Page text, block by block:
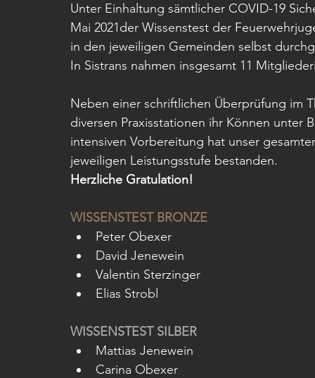
Unter Einhaltung sämtlicher COVID-19
Mai 2021der Wissenstest der
in den jeweiligen Gemeinden selbst
In Sistrans nahmen insgesamt 11
Neben einer schriftlichen Überprüfung im
diversen Praxisstationen ihr Können unter
intensiven Vorbereitung hat unser
jeweiligen Leistungsstufe bestanden.
Herzliche Gratulation!
WISSENSTEST BRONZE
Peter Obexer
David Jenewein
Valentin Sterzinger
Elias Strobl
WISSENSTEST SILBER
Mattias Jenewein
Carina Obexer